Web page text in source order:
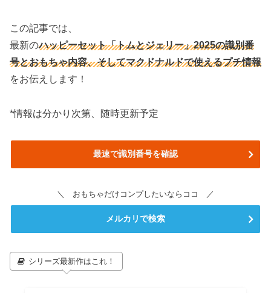
この記事では、
最新のハッピーセット「トムとジェリー」2025の識別番
号とおもちゃ内容、そしてマクドナルドで使えるプチ情報
をお伝えします！
*情報は分かり次第、随時更新予定
最速で識別番号を確認
＼ おもちゃだけコンプしたいならココ ／
メルカリで検索
シリーズ最新作はこれ！